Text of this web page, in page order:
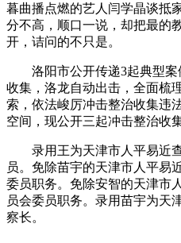
暮曲播点燃的艺人闫学晶谈抵
分不高，顺口一说，却把最的
开，诘问的不只是。
洛阳市公开传递3起典型案
收集，洛龙自动出击，全面梳
索，依法峻厉冲击整治收集违
空间，现公开三起冲击整治收
录用王为天津市人平易近查
员。免除苗宇的天津市人平易
委员职务。免除安智的天津市
员会委员职务。录用苗宇为天
察长。